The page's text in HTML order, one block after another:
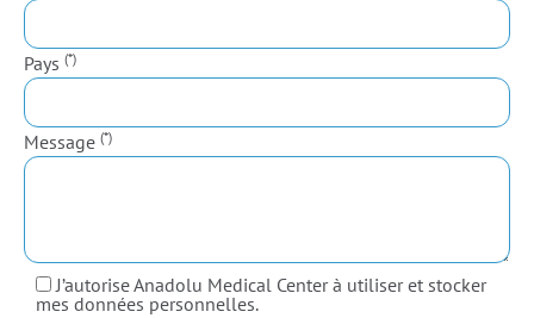
Pays (*)
Message (*)
J’autorise Anadolu Medical Center à utiliser et stocker
mes données personnelles.